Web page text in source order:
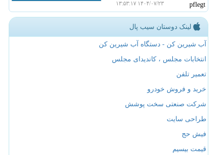
pflegt
۱۴۰۴/۰۷/۲۳ ۱۳:۵۳:۱۷
لینک دوستان سیب پال
آب شیرین کن - دستگاه آب شیرین کن
انتخابات مجلس ، کاندیدای مجلس
تعمیر تلفن
خرید و فروش خودرو
شرکت صنعتی سخت پوشش
طراحی سایت
فیش حج
قیمت بیسیم